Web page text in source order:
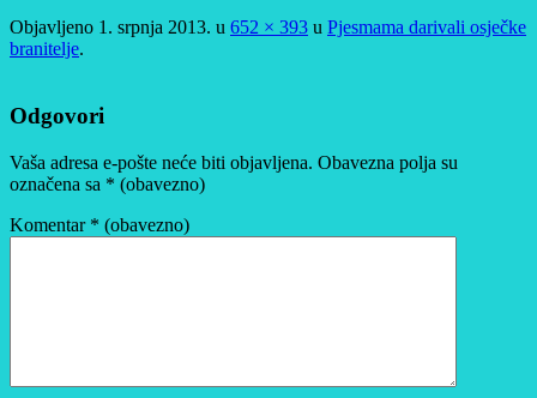
Objavljeno 1. srpnja 2013. u 652 × 393 u Pjesmama darivali osječke
branitelje.
Odgovori
Vaša adresa e-pošte neće biti objavljena. Obavezna polja su
označena sa * (obavezno)
Komentar * (obavezno)